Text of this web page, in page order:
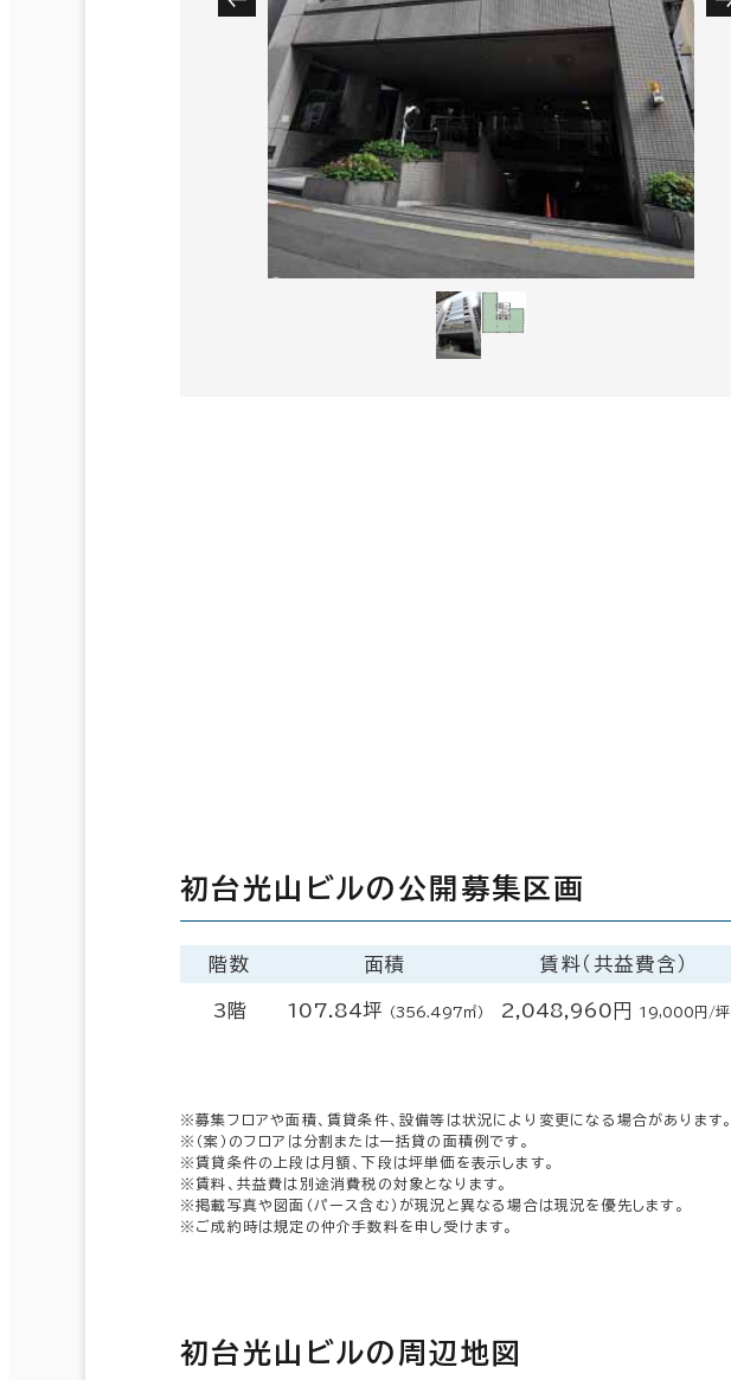
初台光山ビルの公開募集区画
階数 面積 賃料（共益費含）
3階 107.84坪 （356.497㎡） 2,048,960円 19,000円/坪
※募集フロアや面積、賃貸条件、設備等は状況により変更になる場合があります。
※（案）のフロアは分割または一括貸の面積例です。
※賃貸条件の上段は月額、下段は坪単価を表示します。
※賃料、共益費は別途消費税の対象となります。
※掲載写真や図面（パース含む）が現況と異なる場合は現況を優先します。
※ご成約時は規定の仲介手数料を申し受けます。
初台光山ビルの周辺地図